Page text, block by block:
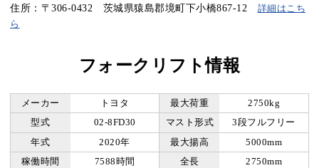
住所：〒306-0432 茨城県猿島郡境町下小橋867-12 詳細はこち
ら
フォークリフト情報
メーカー トヨタ 最大荷重
2750kg
型式
02-8FD30 マスト形式
3段フルフリー
年式
2020年 最大揚高
5000mm
稼働時間
7588時間 全長
2750mm